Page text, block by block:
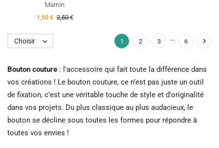
Marron
1,50 € 2,50 €
Choisir  1 2 3 … 6 
Bouton couture : l'accessoire qui fait toute la différence dans
vos créations ! Le bouton couture, ce n’est pas juste un outil
de fixation, c'est une véritable touche de style et d'originalité
dans vos projets. Du plus classique au plus audacieux, le
bouton se décline sous toutes les formes pour répondre à
toutes vos envies !